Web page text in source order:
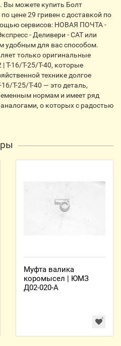
Вы можете купить Болт
цене 29 гривен с доставкой по
сервисов: НОВАЯ ПОЧТА -
- Деливери - CАТ или
удобным для вас способом.
только оригинальные
Т-16/Т-25/Т-40, которые
технике долгое
Т-25/Т-40 — это деталь,
нормам и имеет ряд
о которых с радостью
Муфта валика
коромысел | ЮМЗ
Д02-020-А